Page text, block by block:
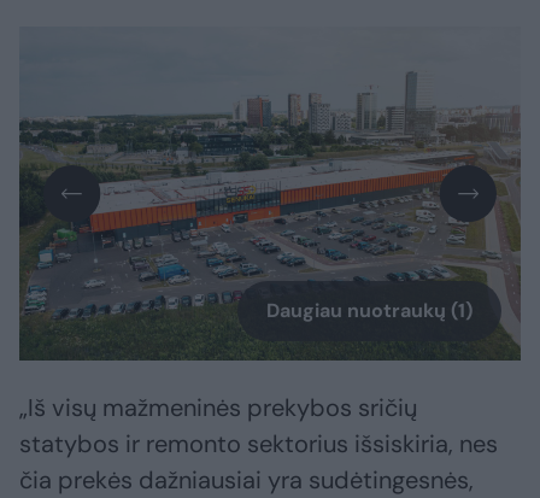
Daugiau nuotraukų (1)
„Iš visų mažmeninės prekybos sričių
statybos ir remonto sektorius išsiskiria, nes
čia prekės dažniausiai yra sudėtingesnės,